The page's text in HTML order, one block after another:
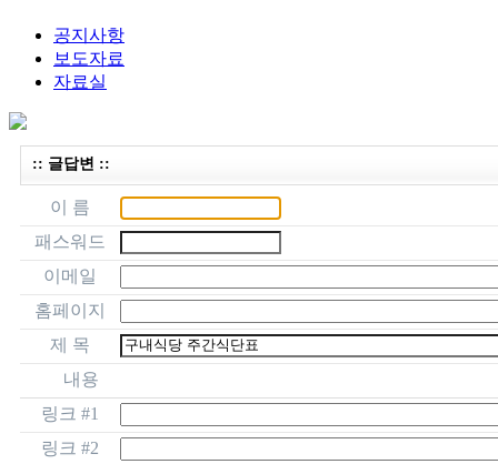
공지사항
보도자료
자료실
:: 글답변 ::
이 름
패스워드
이메일
홈페이지
제 목
내용
링크 #1
링크 #2